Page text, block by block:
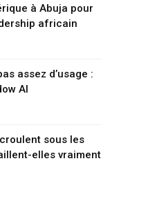
à Abuja pour
africain
assez d’usage :
AI
sous les
elles vraiment